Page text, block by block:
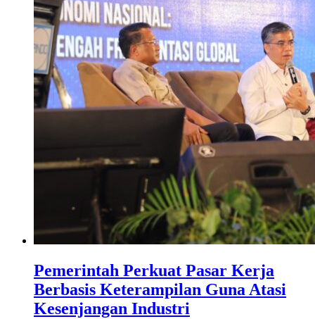
Pemerintah Perkuat Pasar Kerja
Berbasis Keterampilan Guna Atasi
Kesenjangan Industri